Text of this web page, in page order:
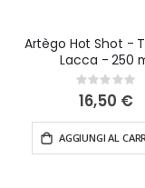
Artègo Hot Shot -
Lacca - 250
Rating:
0%
16,50 €
AGGIUNGI AL